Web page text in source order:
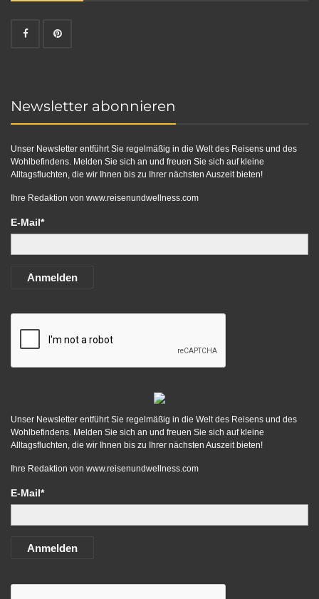
Newsletter abonnieren
Unser Newsletter entführt Sie regelmäßig in die Welt des Reisens und des
Wohlbefindens. Melden Sie sich an und freuen Sie sich auf kleine
Alltagsfluchten, die wir Ihnen bis zu Ihrer nächsten Auszeit bieten!
Ihre Redaktion von www.reisenundwellness.com
E-Mail*
Anmelden
Unser Newsletter entführt Sie regelmäßig in die Welt des Reisens und des
Wohlbefindens. Melden Sie sich an und freuen Sie sich auf kleine
Alltagsfluchten, die wir Ihnen bis zu Ihrer nächsten Auszeit bieten!
Ihre Redaktion von www.reisenundwellness.com
E-Mail*
Anmelden